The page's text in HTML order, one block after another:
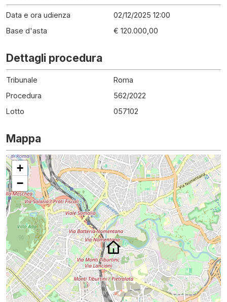
Data e ora udienza
02/12/2025 12:00
Base d'asta
€ 120.000,00
Dettagli procedura
Tribunale
Roma
Procedura
562/2022
Lotto
057102
Mappa
+
−